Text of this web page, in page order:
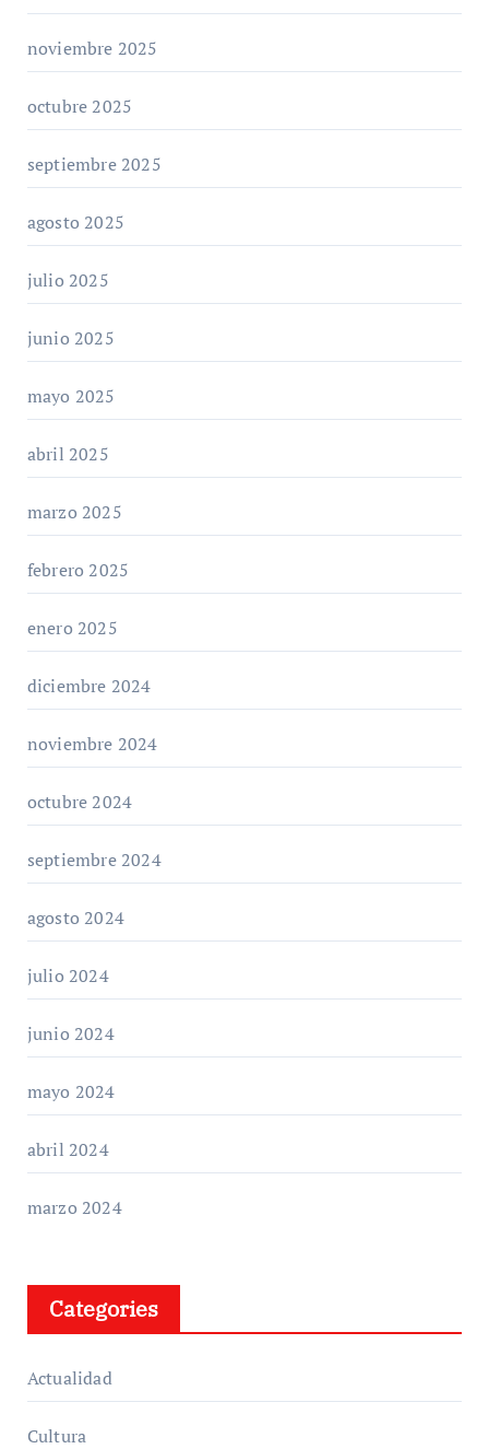
noviembre 2025
octubre 2025
septiembre 2025
agosto 2025
julio 2025
junio 2025
mayo 2025
abril 2025
marzo 2025
febrero 2025
enero 2025
diciembre 2024
noviembre 2024
octubre 2024
septiembre 2024
agosto 2024
julio 2024
junio 2024
mayo 2024
abril 2024
marzo 2024
Categories
Actualidad
Cultura